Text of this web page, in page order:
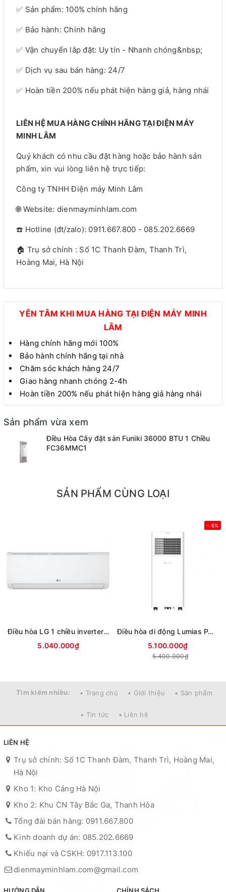
✅ Sản phẩm: 100% chính hãng
✅ Bảo hành: Chính hãng
✅ Vận chuyển lắp đặt: Uy tín - Nhanh chóng&nbsp;
✅ Dịch vụ sau bán hàng: 24/7
✅ Hoàn tiền 200% nếu phát hiện hàng giả, hàng nhái
LIÊN HỆ MUA HÀNG CHÍNH HÃNG TẠI ĐIỆN MÁY
MINH LÂM
Quý khách có nhu cầu đặt hàng hoặc bảo hành sản
phẩm, xin vui lòng liên hệ trực tiếp:
Công ty TNHH Điện máy Minh Lâm
🌐 Website: dienmayminhlam.com
☎️ Hotline (đt/zalo): 0911.667.800 - 085.202.6669
🏠 Trụ sở chính : Số 1C Thanh Đàm, Thanh Trì,
Hoàng Mai, Hà Nội
YÊN TÂM KHI MUA HÀNG TẠI ĐIỆN MÁY MINH
LÂM
Hàng chính hãng mới 100%
Bảo hành chính hãng tại nhà
Chăm sóc khách hàng 24/7
Giao hàng nhanh chóng 2-4h
Hoàn tiền 200% nếu phát hiện hàng giả hàng nhái
Sản phẩm vừa xem
Điều Hòa Cây đặt sàn Funiki 36000 BTU 1 Chiều
FC36MMC1
SẢN PHẨM CÙNG LOẠI
Điều hòa LG 1 chiều inverter 9000Btu IFC09M1 (mới 2026)
5.040.000₫
- 6%
Điều hòa di động Lumias PAC-26
5.100.000₫
5.400.000₫
Tìm kiếm nhiều: • Trang chủ • Giới thiệu • Sản phẩm
• Tin tức • Liên hệ
LIÊN HỆ
Trụ sở chính: Số 1C Thanh Đàm, Thanh Trì, Hoàng Mai,
Hà Nội
Kho 1: Kho Cảng Hà Nội
Kho 2: Khu CN Tây Bắc Ga, Thanh Hóa
Tổng đài bán hàng: 0911.667.800
Kinh doanh dự án: 085.202.6669
Khiếu nại và CSKH: 0917.113.100
dienmayminhlam.com@gmail.com